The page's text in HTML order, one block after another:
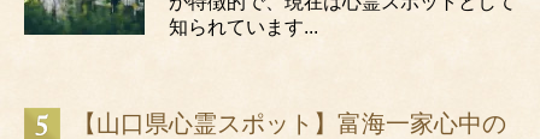
知られています...
【山口県心霊スポット】富海一家心中の